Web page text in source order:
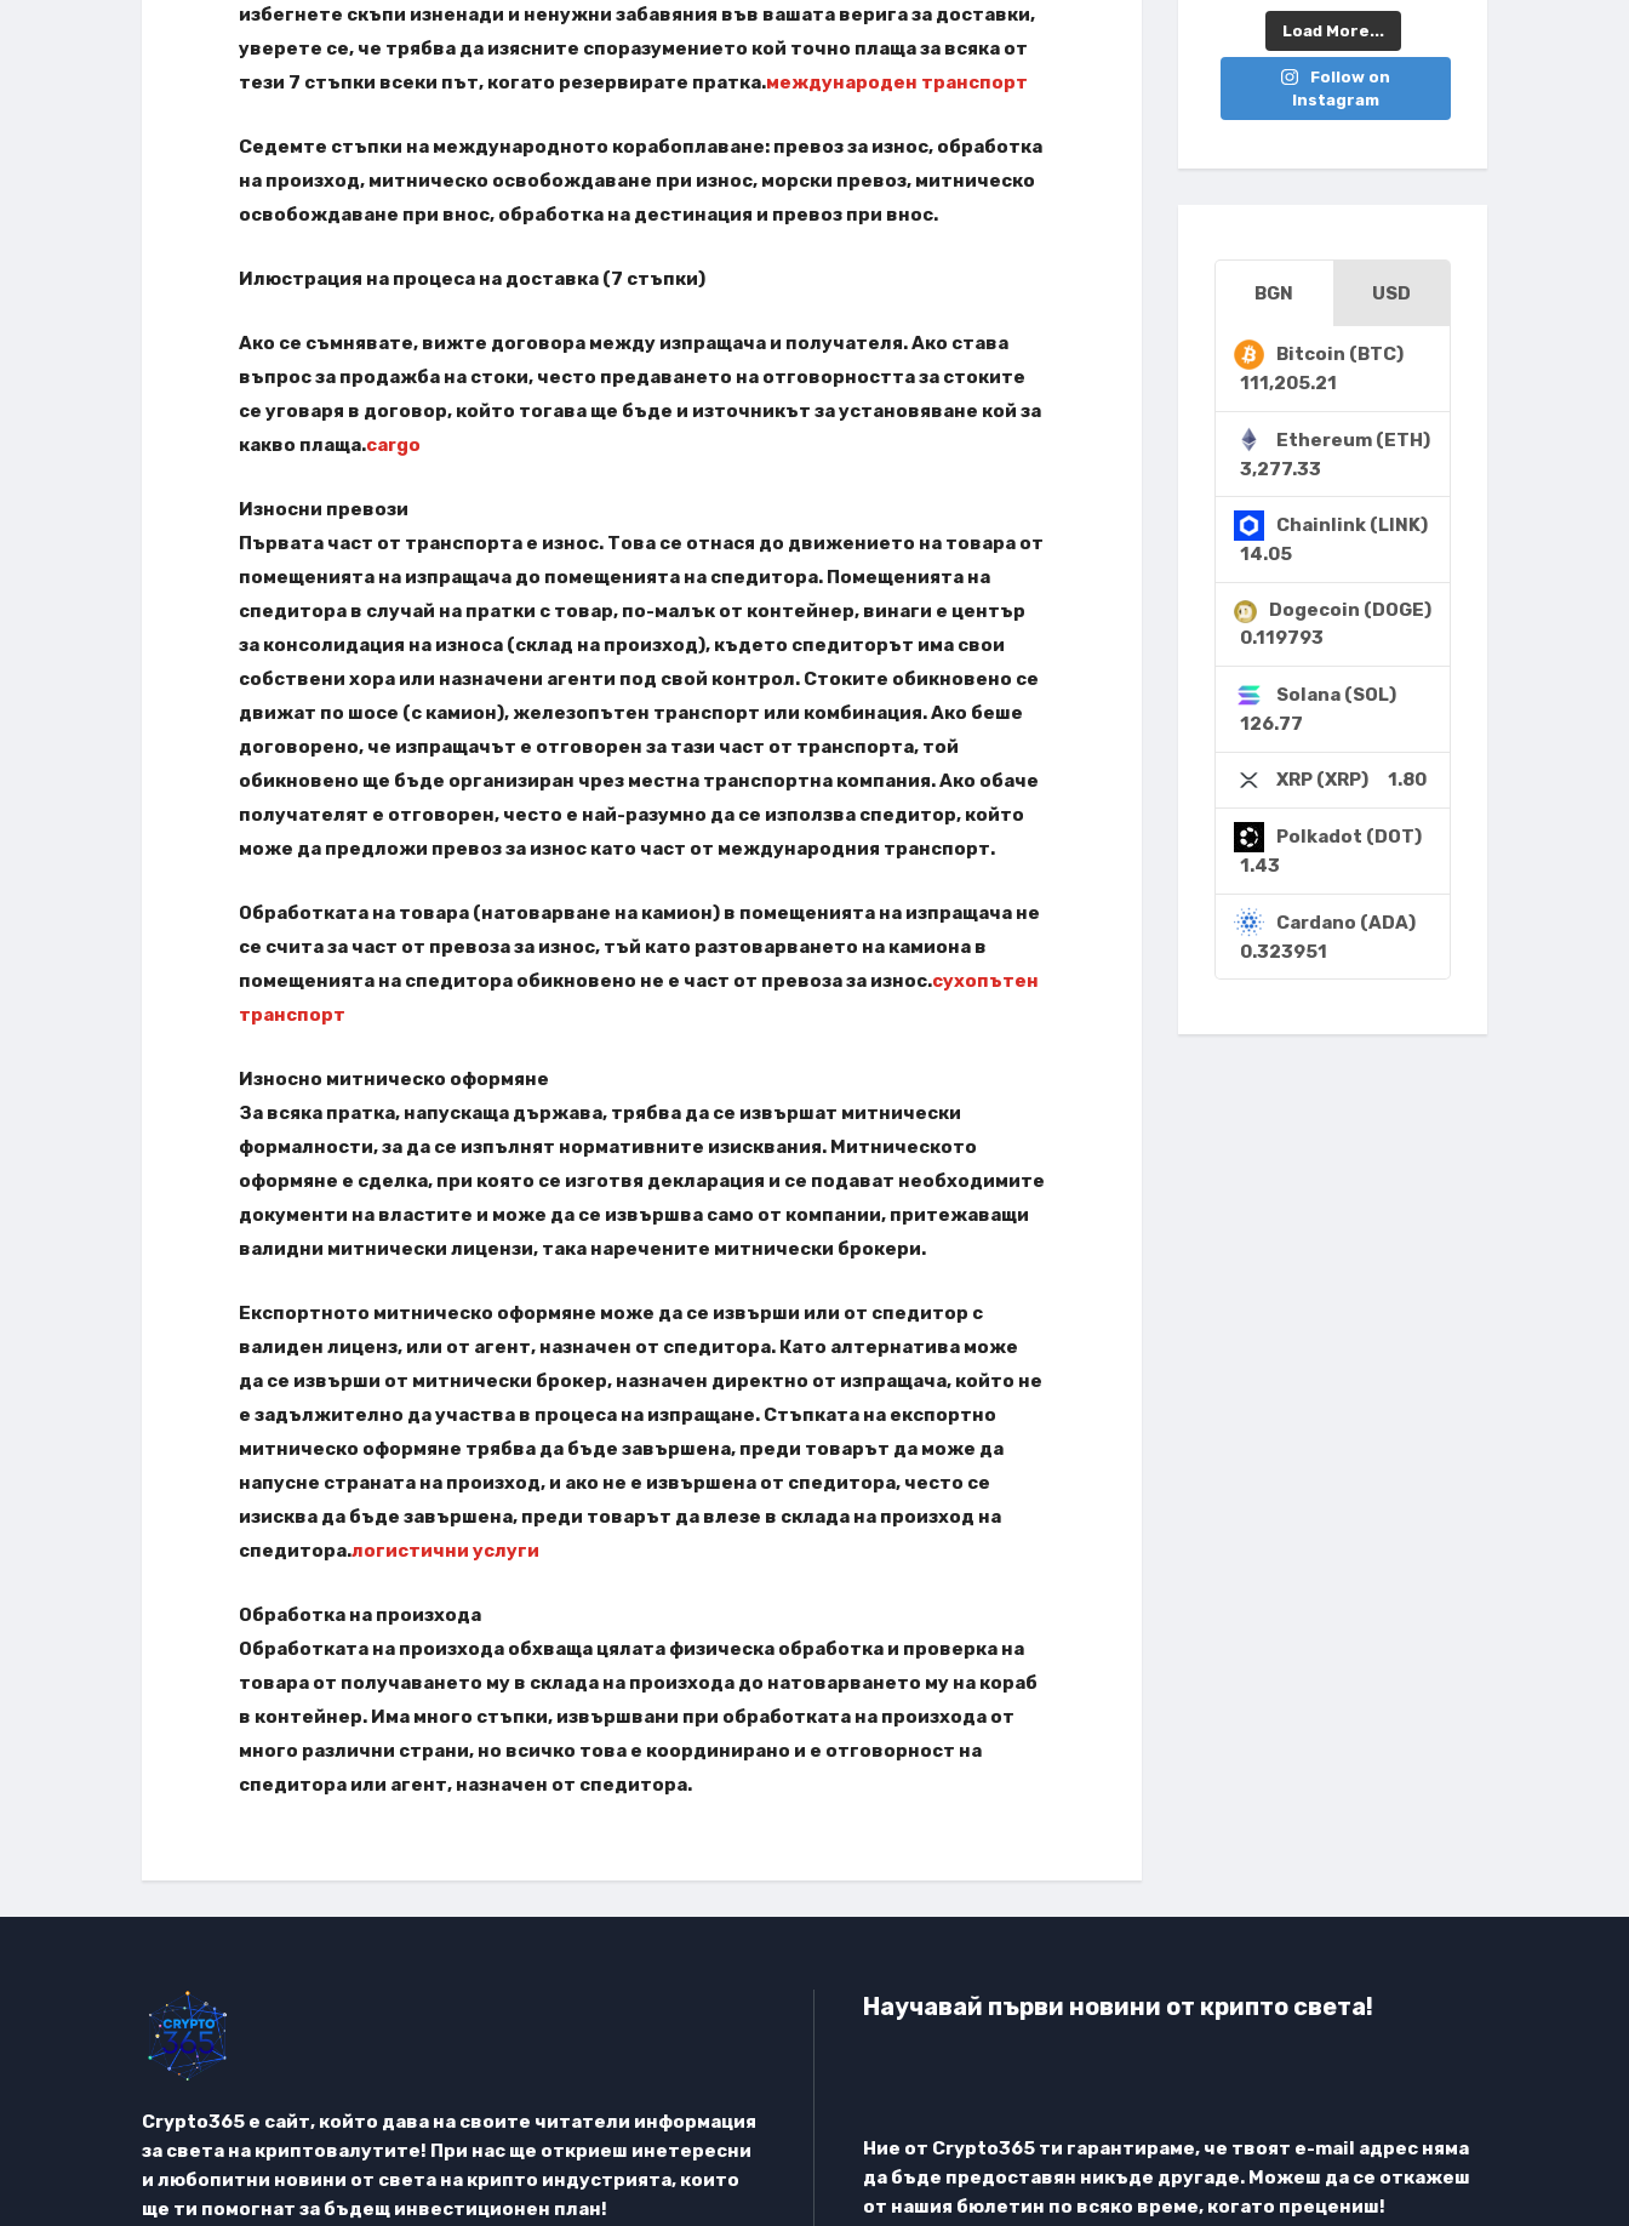
избегнете скъпи изненади и ненужни забавяния във вашата верига за доставки,
уверете се, че трябва да изясните споразумението кой точно плаща за всяка от
тези 7 стъпки всеки път, когато резервирате пратка.международен транспорт
Седемте стъпки на международното корабоплаване: превоз за износ, обработка
на произход, митническо освобождаване при износ, морски превоз, митническо
освобождаване при внос, обработка на дестинация и превоз при внос.
Илюстрация на процеса на доставка (7 стъпки)
Ако се съмнявате, вижте договора между изпращача и получателя. Ако става
въпрос за продажба на стоки, често предаването на отговорността за стоките
се уговаря в договор, който тогава ще бъде и източникът за установяване кой за
какво плаща.cargo
Износни превози
Първата част от транспорта е износ. Това се отнася до движението на товара от
помещенията на изпращача до помещенията на спедитора. Помещенията на
спедитора в случай на пратки с товар, по-малък от контейнер, винаги е център
за консолидация на износа (склад на произход), където спедиторът има свои
собствени хора или назначени агенти под свой контрол. Стоките обикновено се
движат по шосе (с камион), железопътен транспорт или комбинация. Ако беше
договорено, че изпращачът е отговорен за тази част от транспорта, той
обикновено ще бъде организиран чрез местна транспортна компания. Ако обаче
получателят е отговорен, често е най-разумно да се използва спедитор, който
може да предложи превоз за износ като част от международния транспорт.
Обработката на товара (натоварване на камион) в помещенията на изпращача не
се счита за част от превоза за износ, тъй като разтоварването на камиона в
помещенията на спедитора обикновено не е част от превоза за износ.сухопътен
транспорт
Износно митническо оформяне
За всяка пратка, напускаща държава, трябва да се извършат митнически
формалности, за да се изпълнят нормативните изисквания. Митническото
оформяне е сделка, при която се изготвя декларация и се подават необходимите
документи на властите и може да се извършва само от компании, притежаващи
валидни митнически лицензи, така наречените митнически брокери.
Експортното митническо оформяне може да се извърши или от спедитор с
валиден лиценз, или от агент, назначен от спедитора. Като алтернатива може
да се извърши от митнически брокер, назначен директно от изпращача, който не
е задължително да участва в процеса на изпращане. Стъпката на експортно
митническо оформяне трябва да бъде завършена, преди товарът да може да
напусне страната на произход, и ако не е извършена от спедитора, често се
изисква да бъде завършена, преди товарът да влезе в склада на произход на
спедитора.логистични услуги
Обработка на произхода
Обработката на произхода обхваща цялата физическа обработка и проверка на
товара от получаването му в склада на произхода до натоварването му на кораб
в контейнер. Има много стъпки, извършвани при обработката на произхода от
много различни страни, но всичко това е координирано и е отговорност на
спедитора или агент, назначен от спедитора.
Load More...
Follow on
Instagram
BGN USD
Bitcoin (BTC)
111,205.21
Ethereum (ETH)
3,277.33
Chainlink (LINK)
14.05
Dogecoin (DOGE)
0.119793
Solana (SOL)
126.77
XRP (XRP) 1.80
Polkadot (DOT)
1.43
Cardano (ADA)
0.323951
Crypto365 е сайт, който дава на своите читатели информация
за света на криптовалутите! При нас ще откриеш инетересни
и любопитни новини от света на крипто индустрията, които
ще ти помогнат за бъдещ инвестиционен план!
Научавай първи новини от крипто света!
Ние от Crypto365 ти гарантираме, че твоят e-mail адрес няма
да бъде предоставян никъде другаде. Можеш да се откажеш
от нашия бюлетин по всяко време, когато прецениш!